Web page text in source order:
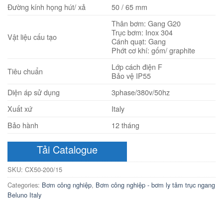
Đường kính họng hút/ xả
50 / 65 mm
Vật liệu cấu tạo
Thân bơm: Gang G20
Trục bơm: Inox 304
Cánh quạt: Gang
Phớt cơ khí: gốm/ graphite
Tiêu chuẩn
Lớp cách điện F
Bảo vệ IP55
Diện áp sử dụng
3phase/380v/50hz
Xuất xứ
Italy
Bảo hành
12 tháng
Tải Catalogue
SKU: CX50-200/15
Categories: Bơm công nghiệp, Bơm công nghiệp - bơm ly tâm trục ngang
Beluno Italy